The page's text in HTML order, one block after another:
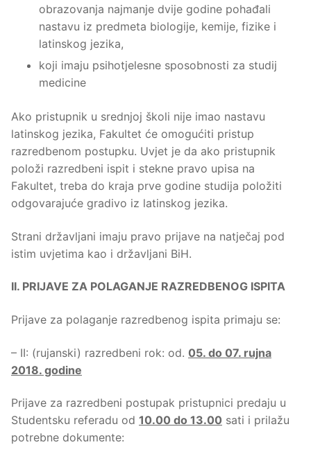
obrazovanja najmanje dvije godine pohađali
nastavu iz predmeta biologije, kemije, fizike i
latinskog jezika,
koji imaju psihotjelesne sposobnosti za studij
medicine
Ako pristupnik u srednjoj školi nije imao nastavu
latinskog jezika, Fakultet će omogućiti pristup
razredbenom postupku. Uvjet je da ako pristupnik
položi razredbeni ispit i stekne pravo upisa na
Fakultet, treba do kraja prve godine studija položiti
odgovarajuće gradivo iz latinskog jezika.
Strani državljani imaju pravo prijave na natječaj pod
istim uvjetima kao i državljani BiH.
II. PRIJAVE ZA POLAGANJE RAZREDBENOG ISPITA
Prijave za polaganje razredbenog ispita primaju se:
– II: (rujanski) razredbeni rok: od. 05. do 07. rujna
2018. godine
Prijave za razredbeni postupak pristupnici predaju u
Studentsku referadu od 10.00 do 13.00 sati i prilažu
potrebne dokumente: